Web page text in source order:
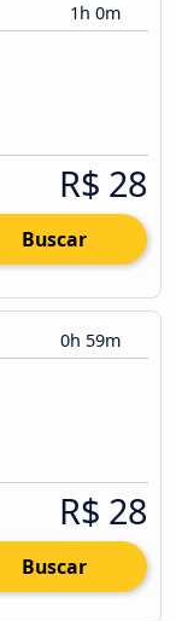
1h 0m
R$ 28
Buscar
0h 59m
R$ 28
Buscar